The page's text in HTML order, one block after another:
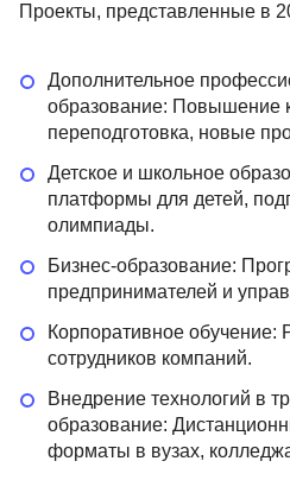
Проекты, представленные в
Дополнительное
образование: Повышение
переподготовка, новые
Детское и школьное
платформы для детей,
олимпиады.
Бизнес-образование:
предпринимателей и
Корпоративное обучение:
сотрудников компаний.
Внедрение технологий в
образование:
форматы в вузах,